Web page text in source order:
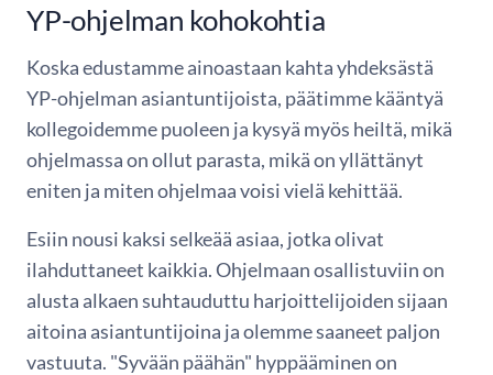
YP-ohjelman kohokohtia
Koska edustamme ainoastaan kahta yhdeksästä
YP-ohjelman asiantuntijoista, päätimme kääntyä
kollegoidemme puoleen ja kysyä myös heiltä, mikä
ohjelmassa on ollut parasta, mikä on yllättänyt
eniten ja miten ohjelmaa voisi vielä kehittää.
Esiin nousi kaksi selkeää asiaa, jotka olivat
ilahduttaneet kaikkia. Ohjelmaan osallistuviin on
alusta alkaen suhtauduttu harjoittelijoiden sijaan
aitoina asiantuntijoina ja olemme saaneet paljon
vastuuta. "Syvään päähän" hyppääminen on